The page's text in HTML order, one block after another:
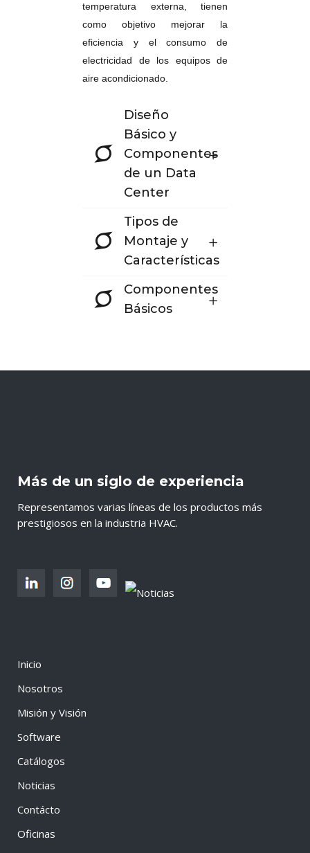
temperatura externa, tienen
como objetivo mejorar la
eficiencia y el consumo de
electricidad de los equipos de
aire acondicionado.
Diseño
Básico y
Componentes
de un Data
Center
Tipos de
Montaje y
Características
Componentes
Básicos
Más de un siglo de experiencia
Representamos varias líneas de los productos más
prestigiosos en la industria HVAC.
Inicio
Nosotros
Misión y Visión
Software
Catálogos
Noticias
Contácto
Oficinas